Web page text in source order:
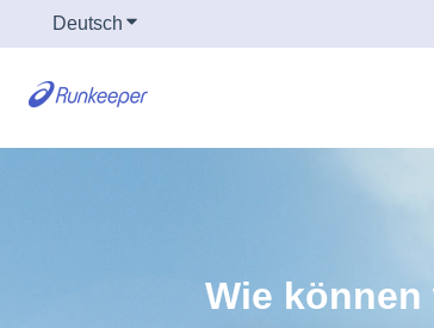
Deutsch Untermenü für Übersetzungen
Wie